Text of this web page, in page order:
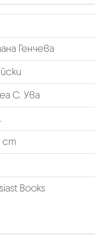
Генчева
С. Ува
cm
Books